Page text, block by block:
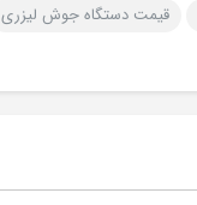
قیمت دستگاه جوش لیزری